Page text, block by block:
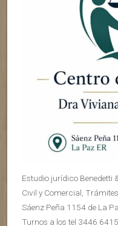
Estudio jurídico Benedetti
Civil y Comercial,
Sáenz Peña 1154 de La
Turnos a los tel 3446